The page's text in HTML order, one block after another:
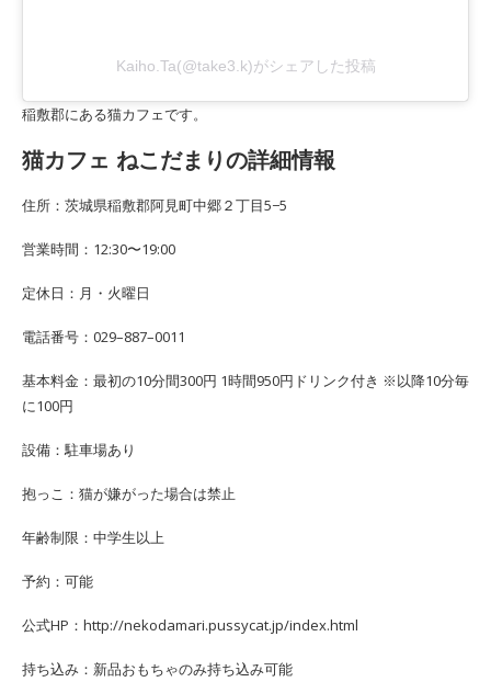
Kaiho.Ta(@take3.k)がシェアした投稿
稲敷郡にある猫カフェです。
猫カフェ ねこだまりの詳細情報
住所：茨城県稲敷郡阿見町中郷２丁目5−5
営業時間：12:30〜19:00
定休日：月・火曜日
電話番号：029–887–0011
基本料金：最初の10分間300円 1時間950円ドリンク付き ※以降10分毎
に100円
設備：駐車場あり
抱っこ：猫が嫌がった場合は禁止
年齢制限：中学生以上
予約：可能
公式HP：http://nekodamari.pussycat.jp/index.html
持ち込み：新品おもちゃのみ持ち込み可能